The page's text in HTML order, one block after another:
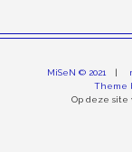
MiSeN © 2021
Theme
Op deze site